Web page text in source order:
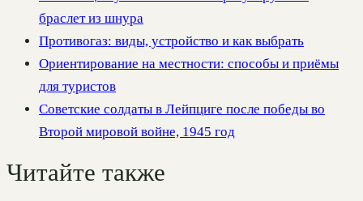
браслет из шнура
Противогаз: виды, устройство и как выбрать
Ориентирование на местности: способы и приёмы
для туристов
Советские солдаты в Лейпциге после победы во
Второй мировой войне, 1945 год
Читайте также